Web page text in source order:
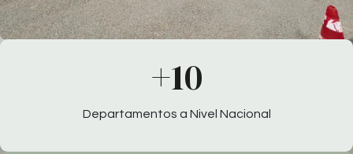
+10
Departamentos a Nivel Nacional